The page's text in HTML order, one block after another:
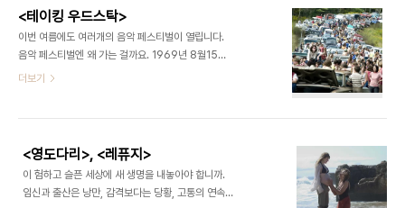
활약 덕이다. 이..
랑에 빠집니다. (경향신문 자료사진) 샬린 이는 사랑
을 믿지 않는 냉소주의자로 시작합니다. 지금 사랑에
빠진 사람에게 그것이 사랑인 줄 어떻게 확신하느냐
고 묻습니다. 그러다가 마이클 세라와 만나 가벼운 데
이트를 즐기다가 연인 관계로 발전합니다. 서로에게
벼운 키스를 합니다. 난관은 두 배우가 카메라를 의식
<테이킹 우드스탁>
이번 여름에도 여러개의 음악 페스티벌이 열립니다.
음악 페스티벌엔 왜 가는 걸까요. 1969년 8월15일
부터 3일간 미국 뉴욕주 베델 평원에서는 우드스탁
도, 묘한 시대 분위기가 어울려 이후 모든 음악 축제
의 이데아가 됐습니다. 29일 개봉하는 리안 감독의
은 이 페스티벌의 기획자였던 엘리엇 타이버의 자전
적 소설을 원작으로 합니다. 엘리엇은 화가를 꿈꾸는
더보기
<영도다리>, <레퓨지>
이 험하고 슬픈 세상에 새 생명을 내놓아야 합니까.
임신과 출산은 낭만, 감격보다는 당황, 고통의 연속입